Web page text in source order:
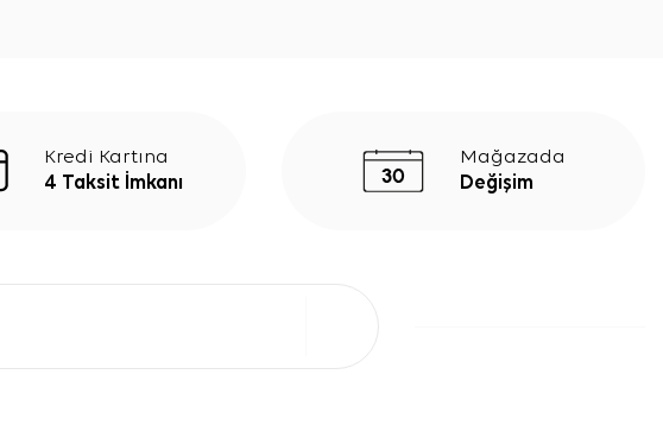
Kredi Kartına
4 Taksit İmkanı
Mağazada
Değişim